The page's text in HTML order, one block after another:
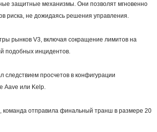
защитные механизмы. Они позволят мгновенно
риска, не дожидаясь решения управления.
рынков V3, включая сокращение лимитов на
подобных инцидентов.
следствием просчетов в конфигурации
Aave или Kelp.
команда отправила финальный транш в размере 20